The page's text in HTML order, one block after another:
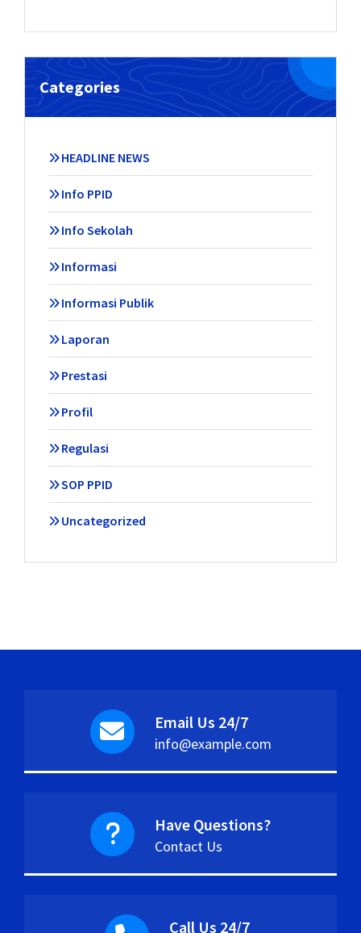
Categories
HEADLINE NEWS
Info PPID
Info Sekolah
Informasi
Informasi Publik
Laporan
Prestasi
Profil
Regulasi
SOP PPID
Uncategorized
Email Us 24/7
info@example.com
Have Questions?
Contact Us
Call Us 24/7